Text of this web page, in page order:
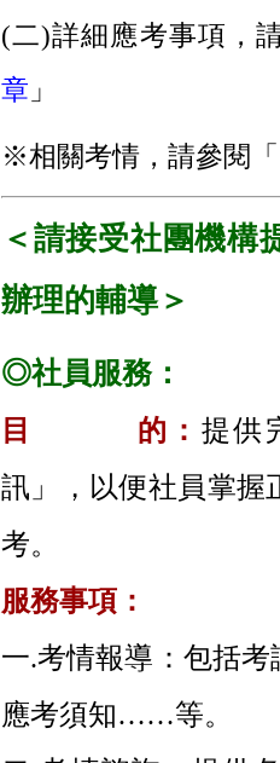
(二)詳細應考事項，
章 」
※相關考情，請參閱「
＜請接受社團機構
辦理的輔導＞
◎社員服務：
目 的： 提供
訊」，以便社員掌握
考。
服務事項：
一.考情報導：包括
應考須知……等。